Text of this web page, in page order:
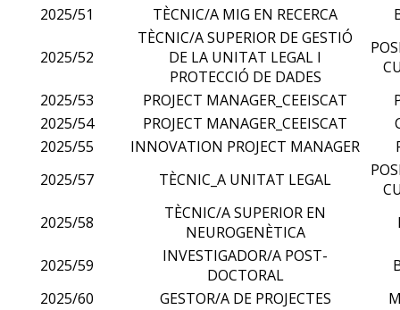
2025/51
TÈCNIC/A MIG EN RECERCA
2025/52
TÈCNIC/A SUPERIOR DE GESTIÓ
DE LA UNITAT LEGAL I
PROTECCIÓ DE DADES
2025/53
PROJECT MANAGER_CEEISCAT
2025/54
PROJECT MANAGER_CEEISCAT
2025/55
INNOVATION PROJECT MANAGER
2025/57
TÈCNIC_A UNITAT LEGAL
2025/58
TÈCNIC/A SUPERIOR EN
NEUROGENÈTICA
2025/59
INVESTIGADOR/A POST-
DOCTORAL
2025/60
GESTOR/A DE PROJECTES